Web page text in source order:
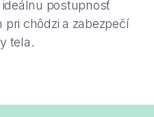
postupnosť
pri chôdzi a zabezpečí
tela.